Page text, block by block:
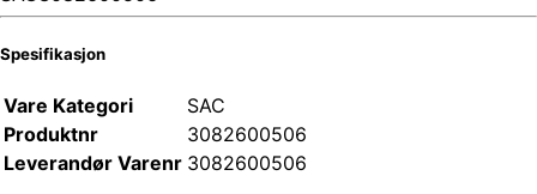
Spesifikasjon
Vare Kategori
SAC
Produktnr
3082600506
Leverandør Varenr 3082600506